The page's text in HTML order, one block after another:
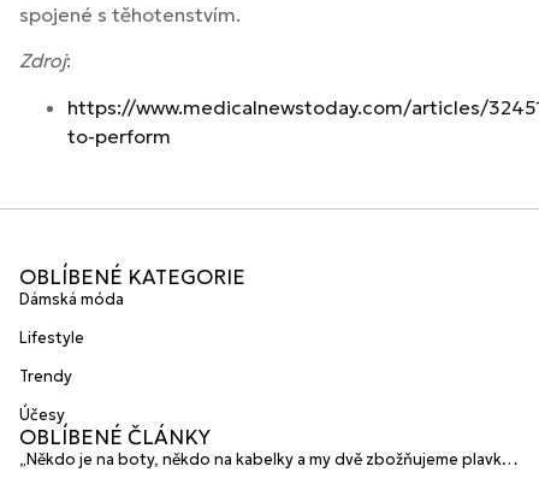
spojené s těhotenstvím.
Zdroj:
https://www.medicalnewstoday.com/articles/
to-perform
OBLÍBENÉ KATEGORIE
Dámská móda
Lifestyle
Trendy
Účesy
OBLÍBENÉ ČLÁNKY
„Někdo je na boty, někdo na kabelky a my dvě zbožňujeme plavky“